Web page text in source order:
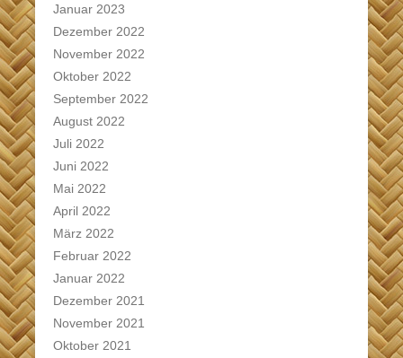
Januar 2023
Dezember 2022
November 2022
Oktober 2022
September 2022
August 2022
Juli 2022
Juni 2022
Mai 2022
April 2022
März 2022
Februar 2022
Januar 2022
Dezember 2021
November 2021
Oktober 2021